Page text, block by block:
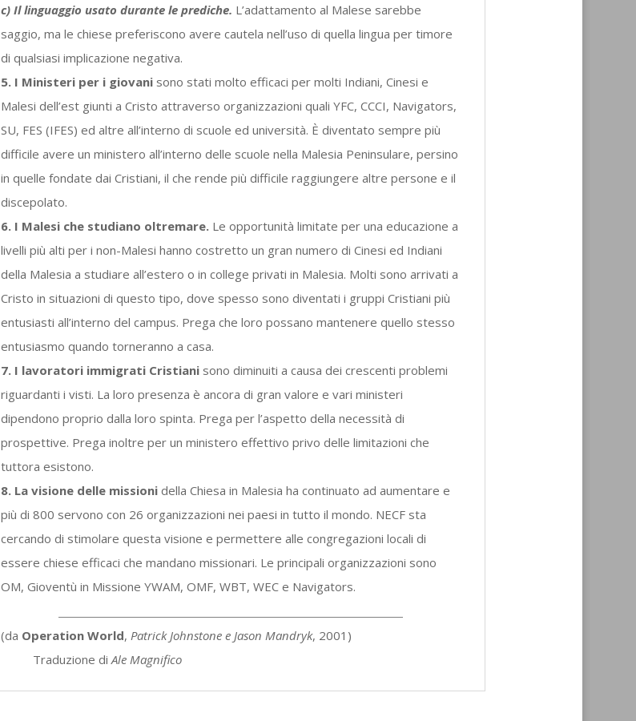
c) Il linguaggio usato durante le prediche. L’adattamento al Malese sarebbe
saggio, ma le chiese preferiscono avere cautela nell’uso di quella lingua per timore
di qualsiasi implicazione negativa.
5. I Ministeri per i giovani sono stati molto efficaci per molti Indiani, Cinesi e
Malesi dell’est giunti a Cristo attraverso organizzazioni quali YFC, CCCI, Navigators,
SU, FES (IFES) ed altre all’interno di scuole ed università. È diventato sempre più
difficile avere un ministero all’interno delle scuole nella Malesia Peninsulare, persino
in quelle fondate dai Cristiani, il che rende più difficile raggiungere altre persone e il
discepolato.
6. I Malesi che studiano oltremare. Le opportunità limitate per una educazione a
livelli più alti per i non-Malesi hanno costretto un gran numero di Cinesi ed Indiani
della Malesia a studiare all’estero o in college privati in Malesia. Molti sono arrivati a
Cristo in situazioni di questo tipo, dove spesso sono diventati i gruppi Cristiani più
entusiasti all’interno del campus. Prega che loro possano mantenere quello stesso
entusiasmo quando torneranno a casa.
7. I lavoratori immigrati Cristiani sono diminuiti a causa dei crescenti problemi
riguardanti i visti. La loro presenza è ancora di gran valore e vari ministeri
dipendono proprio dalla loro spinta. Prega per l’aspetto della necessità di
prospettive. Prega inoltre per un ministero effettivo privo delle limitazioni che
tuttora esistono.
8. La visione delle missioni della Chiesa in Malesia ha continuato ad aumentare e
più di 800 servono con 26 organizzazioni nei paesi in tutto il mondo. NECF sta
cercando di stimolare questa visione e permettere alle congregazioni locali di
essere chiese efficaci che mandano missionari. Le principali organizzazioni sono
OM, Gioventù in Missione YWAM, OMF, WBT, WEC e Navigators.
(da Operation World,Patrick Johnstone e Jason Mandryk, 2001)
Traduzione diAle Magnifico